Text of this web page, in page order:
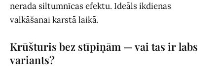
nerada siltumnīcas efektu. Ideāls ikdienas
valkāšanai karstā laikā.
Krūšturis bez stīpiņām — vai tas ir labs
variants?